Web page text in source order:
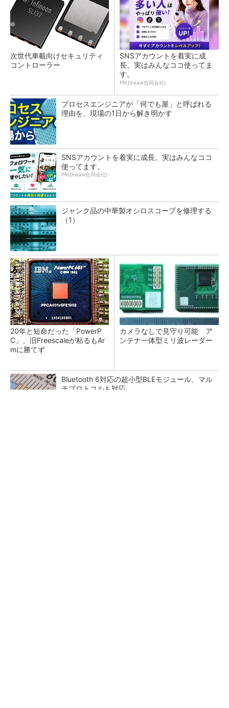
次世代車載向けセキュリティ
コントローラー
SNSアカウントを着実に成
長。実はみんなココ使ってま
す。
PR(Dreaw合同会社)
プロセスエンジニアが「何でも屋」と呼ばれる
理由を、現場の1日から解き明かす
SNSアカウントを着実に成長。実はみんなココ
使ってます。
PR(Dreaw合同会社)
ジャンク品の中華製オシロスコープを修理する
（1）
20年と短命だった「PowerP
C」、旧Freescaleが粘るもAr
mに勝てず
カメラなしで見守り可能 ア
ンテナ一体型ミリ波レーダー
Bluetooth 6対応の超小型BLEモジュール、マル
チプロトコルも対応